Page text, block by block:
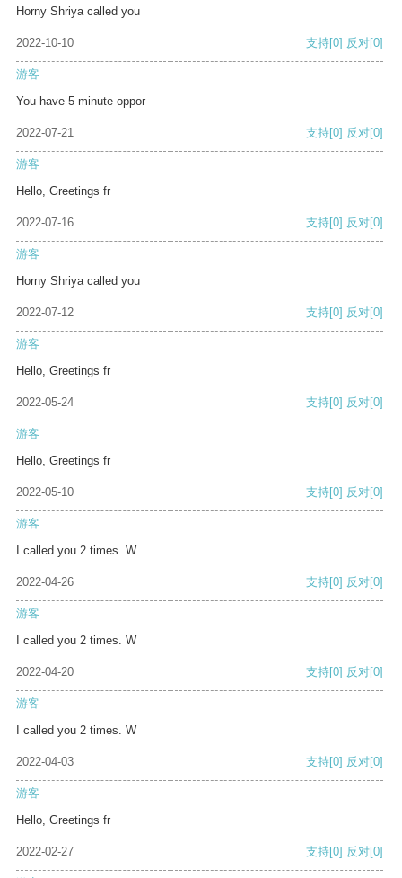
Horny Shriya called you
2022-10-10 支持[0] 反对[0]
游客
You have 5 minute oppor
2022-07-21 支持[0] 反对[0]
游客
Hello, Greetings fr
2022-07-16 支持[0] 反对[0]
游客
Horny Shriya called you
2022-07-12 支持[0] 反对[0]
游客
Hello, Greetings fr
2022-05-24 支持[0] 反对[0]
游客
Hello, Greetings fr
2022-05-10 支持[0] 反对[0]
游客
I called you 2 times. W
2022-04-26 支持[0] 反对[0]
游客
I called you 2 times. W
2022-04-20 支持[0] 反对[0]
游客
I called you 2 times. W
2022-04-03 支持[0] 反对[0]
游客
Hello, Greetings fr
2022-02-27 支持[0] 反对[0]